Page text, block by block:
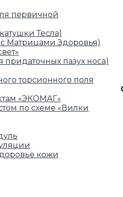
первичной
Тесла)
Матрицами Здоровья)
придаточных пазух носа)
торсионного поля
«ЭКОМАГ»
по схеме «Вилки
кожи